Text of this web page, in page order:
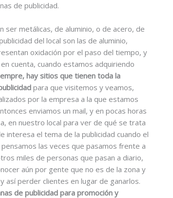
de publicidad.
ser metálicas, de aluminio, o de acero, de
del local son las de aluminio,
oxidación por el paso del tiempo, y
cuenta, cuando estamos adquiriendo
hay sitios que tienen toda la
para que visitemos y veamos,
por la empresa a la que estamos
enviamos un mail, y en pocas horas
en nuestro local para ver de qué se trata
interesa el tema de la publicidad cuando el
las veces que pasamos frente a
miles de personas que pasan a diario,
aún por gente que no es de la zona y
así perder clientes en lugar de ganarlos.
de publicidad para promoción y